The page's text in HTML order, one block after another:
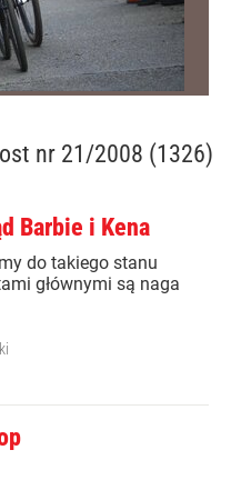
nr 21/2008 (1326)
Barbie i Kena
do takiego stanu
głównymi są naga